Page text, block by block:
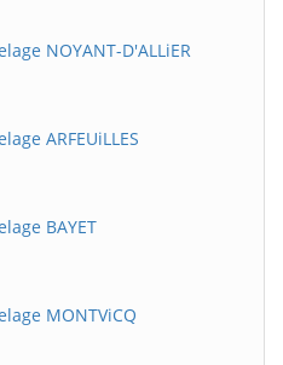
NOYANT-D'ALLiER
ARFEUiLLES
BAYET
MONTViCQ